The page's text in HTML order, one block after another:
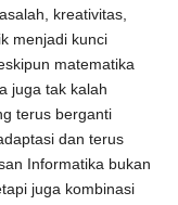
kreativitas,
menjadi kunci
matematika
juga tak kalah
terus berganti
dan terus
Informatika bukan
juga kombinasi